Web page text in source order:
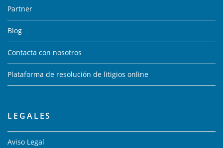
Partner
Blog
Contacta con nosotros
Plataforma de resolución de litigios online
LEGALES
Aviso Legal